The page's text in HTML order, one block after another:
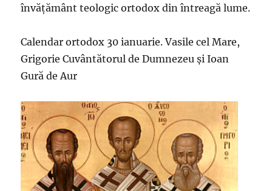
învățământ teologic ortodox din întreagă lume.
Calendar ortodox 30 ianuarie. Vasile cel Mare,
Grigorie Cuvântătorul de Dumnezeu şi Ioan
Gură de Aur